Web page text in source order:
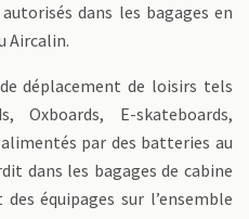
dans les bagages en
Aircalin.
déplacement de loisirs tels
Oxboards, E-skateboards,
par des batteries au
dans les bagages de cabine
équipages sur l’ensemble